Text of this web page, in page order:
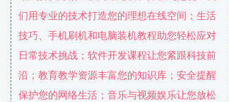
们用专业的技术打造您的理想在线空间；生活
技巧、手机刷机和电脑装机教程助您轻松应对
日常技术挑战；软件开发课程让您紧跟科技前
沿；教育教学资源丰富您的知识库；安全提醒
保护您的网络生活；音乐与视频娱乐让您放松